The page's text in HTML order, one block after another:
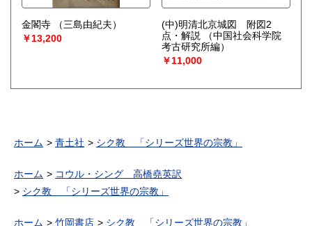
金閣寺
（三島由紀夫）
￥13,200
(中)明清北京城図 附図2
点・解説
（中国社会科学院
考古研究所編）
￥11,000
ホーム 青土社 シク教 「シリーズ世界の宗教」
ホーム
コウル・シング 高橋堯英訳
シク教 「シリーズ世界の宗教」
ホーム 竹岡書店 シク教 「シリーズ世界の宗教」